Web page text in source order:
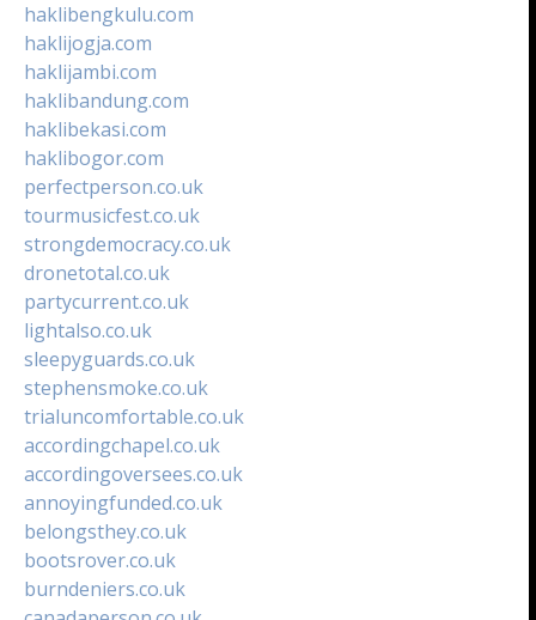
haklibengkulu.com
haklijogja.com
haklijambi.com
haklibandung.com
haklibekasi.com
haklibogor.com
perfectperson.co.uk
tourmusicfest.co.uk
strongdemocracy.co.uk
dronetotal.co.uk
partycurrent.co.uk
lightalso.co.uk
sleepyguards.co.uk
stephensmoke.co.uk
trialuncomfortable.co.uk
accordingchapel.co.uk
accordingoversees.co.uk
annoyingfunded.co.uk
belongsthey.co.uk
bootsrover.co.uk
burndeniers.co.uk